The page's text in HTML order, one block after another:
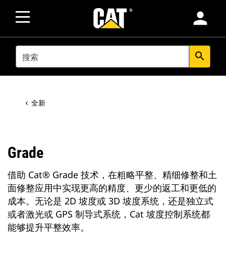
person
SEARCH search
全新
Grade
借助 Cat® Grade 技术，在粗略平整、精细修整和土
面修整应用中实现更高的精度、更少的返工和更低的
成本。无论是 2D 坡度或 3D 坡度系统，还是独立式
或者激光或 GPS 制导式系统，Cat 坡度控制系统都
能够提升平整效率。